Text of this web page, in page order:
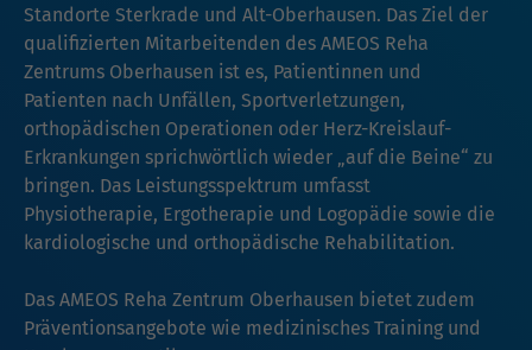
Standorte Sterkrade und Alt-Oberhausen. Das Ziel der
qualifizierten Mitarbeitenden des AMEOS Reha
Zentrums Oberhausen ist es, Patientinnen und
Patienten nach Unfällen, Sportverletzungen,
orthopädischen Operationen oder Herz-Kreislauf-
Erkrankungen sprichwörtlich wieder „auf die Beine“ zu
bringen. Das Leistungsspektrum umfasst
Physiotherapie, Ergotherapie und Logopädie sowie die
kardiologische und orthopädische Rehabilitation.
Das AMEOS Reha Zentrum Oberhausen bietet zudem
Präventionsangebote wie medizinisches Training und